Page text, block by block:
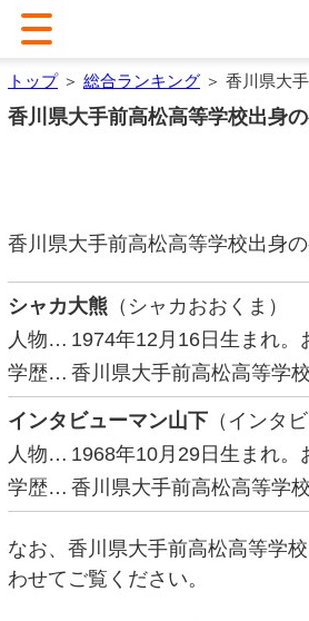
トップ＞ 総合ランキング ＞ 香川県大
香川県大手前高松高等学校出身
香川県大手前高松高等学校出身
シャカ大熊 （シャカおおくま）
人物… 1974年12月16日生まれ。
学歴… 香川県大手前高松高等学
インタビューマン山下 （インタ
人物… 1968年10月29日生まれ。
学歴… 香川県大手前高松高等学
なお、香川県大手前高松高等学
わせてご覧ください。